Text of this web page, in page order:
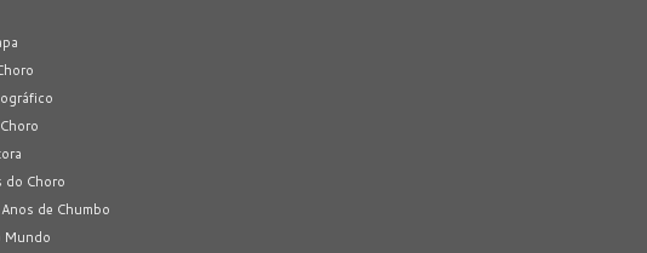
do Choro
de Chumbo
Mundo